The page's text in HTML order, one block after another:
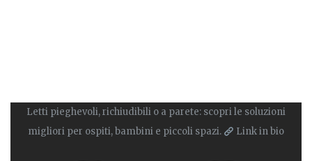
Letti pieghevoli, richiudibili o a parete: scopri le soluzioni
migliori per ospiti, bambini e piccoli spazi.
Link in bio